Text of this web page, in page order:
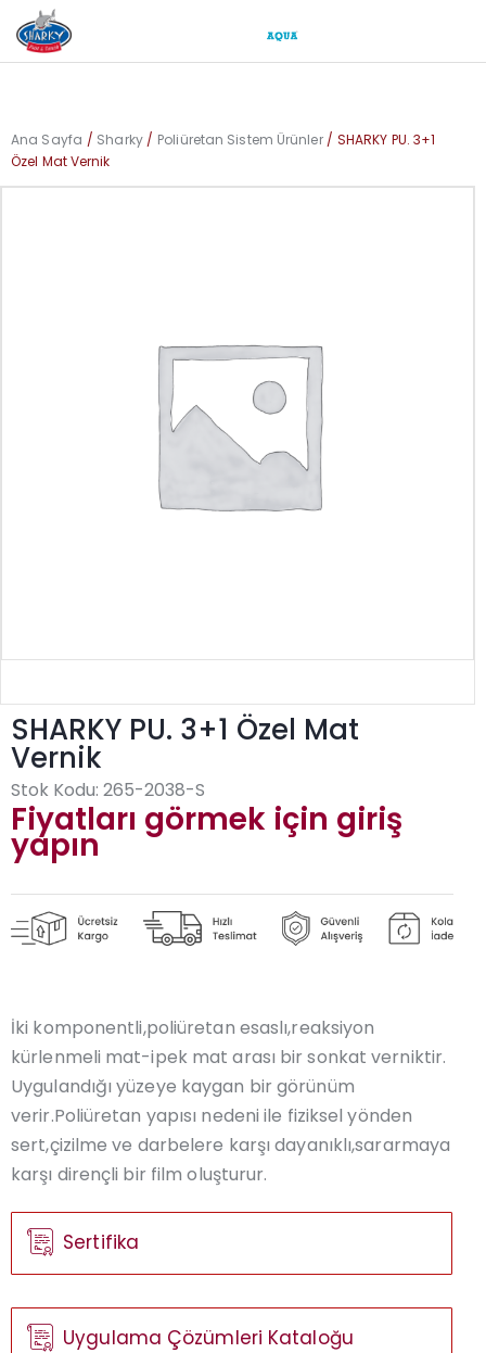
Ana Sayfa Sharky Poliüretan Sistem Ürünler
SHARKY PU. 3+1
Özel Mat Vernik
SHARKY PU. 3+1 Özel Mat
Vernik
Stok Kodu: 265-2038-S
Fiyatları görmek için giriş
yapın
İki komponentli,poliüretan esaslı,reaksiyon
kürlenmeli mat-ipek mat arası bir sonkat verniktir.
Uygulandığı yüzeye kaygan bir görünüm
verir.Poliüretan yapısı nedeni ile fiziksel yönden
sert,çizilme ve darbelere karşı dayanıklı,sararmaya
karşı dirençli bir film oluşturur.
Sertifika
Uygulama Çözümleri Kataloğu